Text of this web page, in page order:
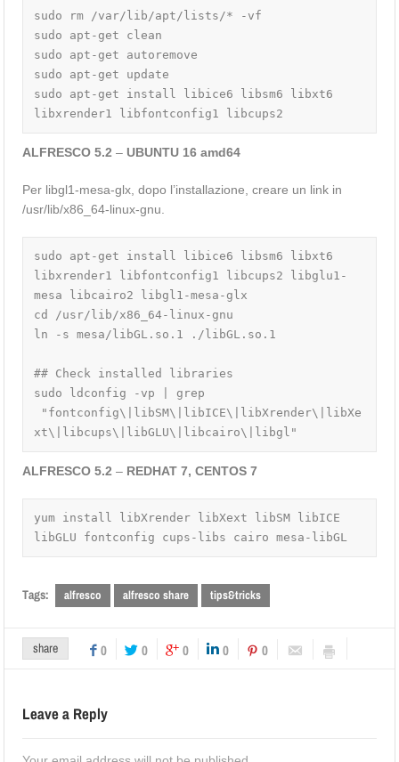
sudo rm /var/lib/apt/lists/* -vf
sudo apt-get clean
sudo apt-get autoremove
sudo apt-get update
sudo apt-get install libice6 libsm6 libxt6
libxrender1 libfontconfig1 libcups2
ALFRESCO 5.2 – UBUNTU 16 amd64
Per libgl1-mesa-glx, dopo l’installazione, creare un link in
/usr/lib/x86_64-linux-gnu.
sudo apt-get install libice6 libsm6 libxt6
libxrender1 libfontconfig1 libcups2 libglu1-
mesa libcairo2 libgl1-mesa-glx
cd /usr/lib/x86_64-linux-gnu
ln -s mesa/libGL.so.1 ./libGL.so.1
## Check installed libraries
sudo ldconfig -vp | grep
"fontconfig\|libSM\|libICE\|libXrender\|libXe
xt\|libcups\|libGLU\|libcairo\|libgl"
ALFRESCO 5.2 – REDHAT 7, CENTOS 7
yum install libXrender libXext libSM libICE
libGLU fontconfig cups-libs cairo mesa-libGL
Tags: alfresco alfresco share tips&tricks
share 0 0 0 0 0
Leave a Reply